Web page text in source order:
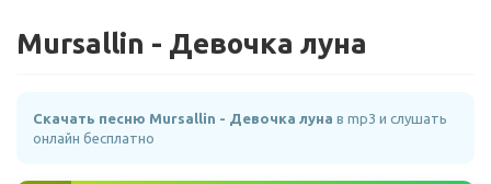
Mursallin - Девочка луна
Скачать песню Mursallin - Девочка луна в mp3 и слушать
онлайн бесплатно